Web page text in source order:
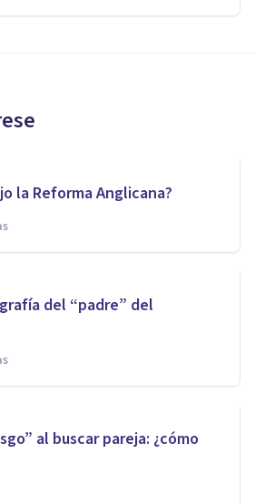
la Reforma Anglicana?
del “padre” del
al buscar pareja: ¿cómo